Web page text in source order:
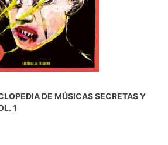
DE MÚSICAS SECRETAS Y
1